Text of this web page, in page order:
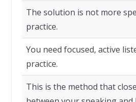
The solution is not more
practice.
You need focused, active
practice.
This is the method that